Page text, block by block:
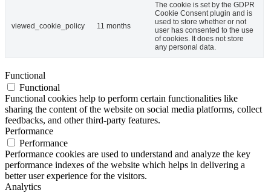
viewed_cookie_policy 11 months
The cookie is set by the GDPR
Cookie Consent plugin and is
used to store whether or not
user has consented to the use
of cookies. It does not store
any personal data.
Functional
Functional
Functional cookies help to perform certain functionalities like
sharing the content of the website on social media platforms, collect
feedbacks, and other third-party features.
Performance
Performance
Performance cookies are used to understand and analyze the key
performance indexes of the website which helps in delivering a
better user experience for the visitors.
Analytics